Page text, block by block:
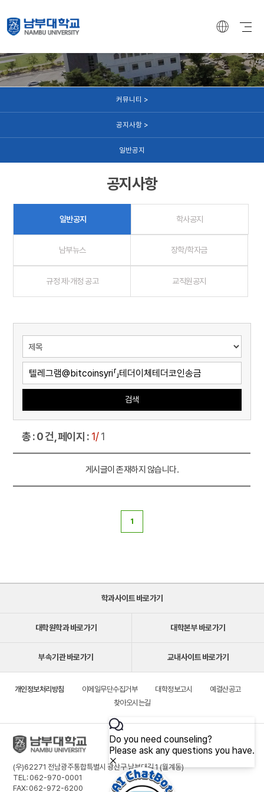
커뮤니티 >
공지사항 >
일반공지
공지사항
일반공지 학사공지
남부뉴스 장학/학자금
규정 제·개정 공고 교직원공지
검색
총 : 0 건, 페이지 : 1/1
게시글이 존재하지 않습니다.
1
학과사이트 바로가기
대학원학과 바로가기 대학본부 바로가기
부속기관 바로가기 교내사이트 바로가기
개인정보처리방침 이메일무단수집거부 대학정보고시
예결산공고
찾아오시는길
(우)62271 전남광주통합특별시 광산구 남부대길 1 (월계동)
TEL: 062-970-0001
FAX: 062-972-6200